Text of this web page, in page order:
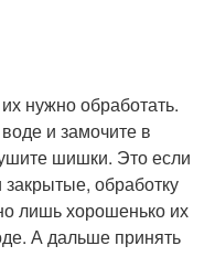
нужно обработать.
и замочите в
шишки. Это если
обработку
лишь хорошенько их
А дальше принять